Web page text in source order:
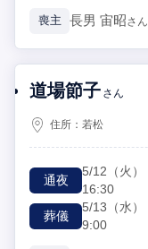
喪主 長男 宙昭さん
道場節子 さん
住所：若松
通夜
5/12 （火）
16:30
葬儀
5/13 （水）
9:00